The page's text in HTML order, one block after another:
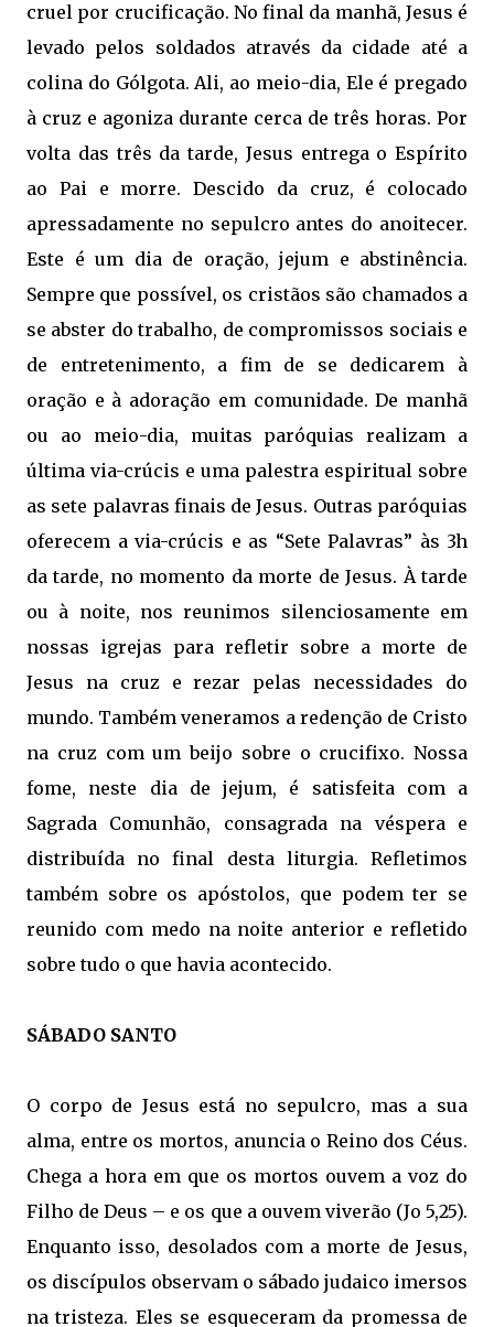
cruel por crucificação. No final da manhã, Jesus é
levado pelos soldados através da cidade até a
colina do Gólgota. Ali, ao meio-dia, Ele é pregado
à cruz e agoniza durante cerca de três horas. Por
volta das três da tarde, Jesus entrega o Espírito
ao Pai e morre. Descido da cruz, é colocado
apressadamente no sepulcro antes do anoitecer.
Este é um dia de oração, jejum e abstinência.
Sempre que possível, os cristãos são chamados a
se abster do trabalho, de compromissos sociais e
de entretenimento, a fim de se dedicarem à
oração e à adoração em comunidade. De manhã
ou ao meio-dia, muitas paróquias realizam a
última via-crúcis e uma palestra espiritual sobre
as sete palavras finais de Jesus. Outras paróquias
oferecem a via-crúcis e as “Sete Palavras” às 3h
da tarde, no momento da morte de Jesus. À tarde
ou à noite, nos reunimos silenciosamente em
nossas igrejas para refletir sobre a morte de
Jesus na cruz e rezar pelas necessidades do
mundo. Também veneramos a redenção de Cristo
na cruz com um beijo sobre o crucifixo. Nossa
fome, neste dia de jejum, é satisfeita com a
Sagrada Comunhão, consagrada na véspera e
distribuída no final desta liturgia. Refletimos
também sobre os apóstolos, que podem ter se
reunido com medo na noite anterior e refletido
sobre tudo o que havia acontecido.
SÁBADO SANTO
O corpo de Jesus está no sepulcro, mas a sua
alma, entre os mortos, anuncia o Reino dos Céus.
Chega a hora em que os mortos ouvem a voz do
Filho de Deus – e os que a ouvem viverão (Jo 5,25).
Enquanto isso, desolados com a morte de Jesus,
os discípulos observam o sábado judaico imersos
na tristeza. Eles se esqueceram da promessa de